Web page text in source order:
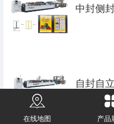
中封侧
自封自
在线地图 产品